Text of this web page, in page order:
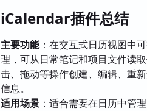
iCalendar插件总结
主要功能：在交互式日历视图中
理，可从日常笔记和项目文件读
击、拖动等操作创建、编辑、重
信息。
适用场景 ：适合需要在日历中管